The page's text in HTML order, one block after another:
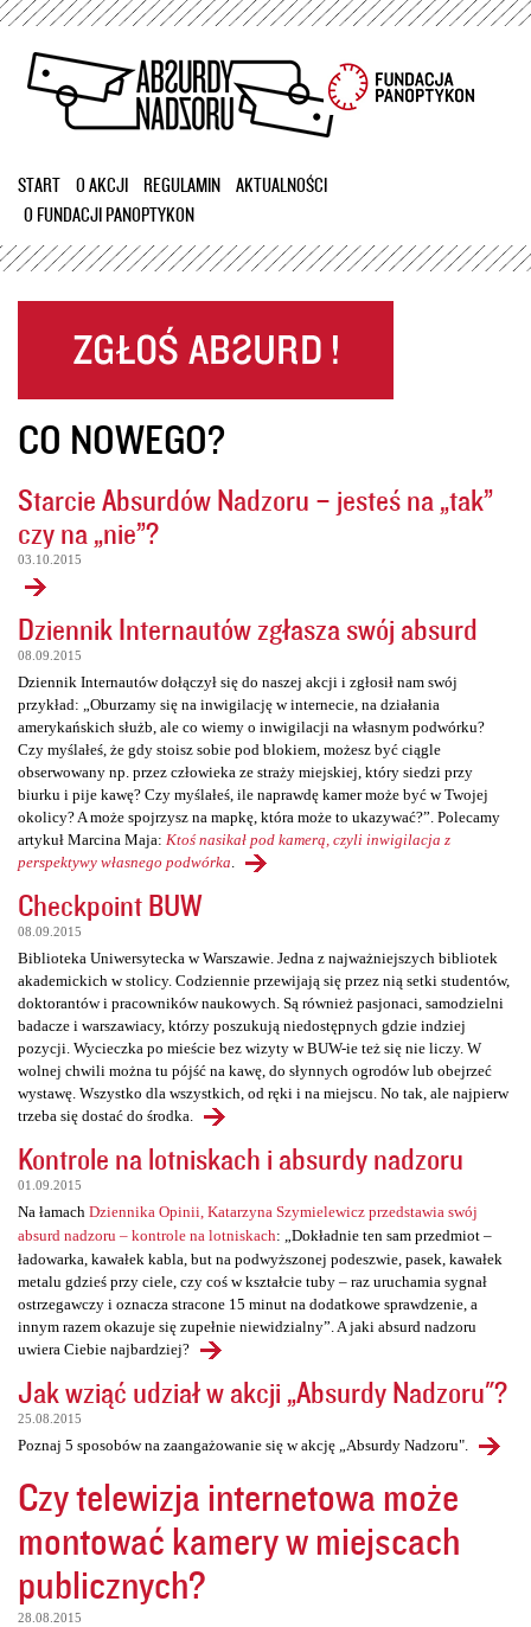
Przejdź
treści
START O AKCJI REGULAMIN
AKTUALNOŚCI
O FUNDACJI PANOPTYKON
CO NOWEGO?
Starcie Absurdów Nadzoru – jesteś na „tak”
czy na „nie”?
03.10.2015
Dziennik Internautów zgłasza swój absurd
08.09.2015
Dziennik Internautów dołączył się do naszej akcji i zgłosił nam swój
przykład: „Oburzamy się na inwigilację w internecie, na działania
amerykańskich służb, ale co wiemy o inwigilacji na własnym podwórku?
Czy myślałeś, że gdy stoisz sobie pod blokiem, możesz być ciągle
obserwowany np. przez człowieka ze straży miejskiej, który siedzi przy
biurku i pije kawę? Czy myślałeś, ile naprawdę kamer może być w Twojej
okolicy? A może spojrzysz na mapkę, która może to ukazywać?”. Polecamy
artykuł Marcina Maja: Ktoś nasikał pod kamerą, czyli inwigilacja z
perspektywy własnego podwórka
Checkpoint BUW
08.09.2015
Biblioteka Uniwersytecka w Warszawie. Jedna z najważniejszych bibliotek
akademickich w stolicy. Codziennie przewijają się przez nią setki studentów,
doktorantów i pracowników naukowych. Są również pasjonaci, samodzielni
badacze i warszawiacy, którzy poszukują niedostępnych gdzie indziej
pozycji. Wycieczka po mieście bez wizyty w BUW-ie też się nie liczy. W
wolnej chwili można tu pójść na kawę, do słynnych ogrodów lub obejrzeć
wystawę. Wszystko dla wszystkich, od ręki i na miejscu. No tak, ale najpierw
trzeba się dostać do środka.
Kontrole na lotniskach i absurdy nadzoru
01.09.2015
Na łamach Dziennika Opinii, Katarzyna Szymielewicz przedstawia swój
absurd nadzoru – kontrole na lotniskach: „Dokładnie ten sam przedmiot –
ładowarka, kawałek kabla, but na podwyższonej podeszwie, pasek, kawałek
metalu gdzieś przy ciele, czy coś w kształcie tuby – raz uruchamia sygnał
ostrzegawczy i oznacza stracone 15 minut na dodatkowe sprawdzenie, a
innym razem okazuje się zupełnie niewidzialny”. A jaki absurd nadzoru
uwiera Ciebie najbardziej?
Jak wziąć udział w akcji „Absurdy Nadzoru"?
25.08.2015
Poznaj 5 sposobów na zaangażowanie się w akcję „Absurdy Nadzoru".
Czy telewizja internetowa może
montować kamery w miejscach
publicznych?
28.08.2015